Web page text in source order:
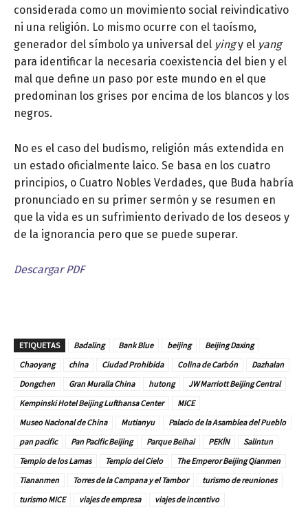
considerada como un movimiento social reivindicativo
ni una religión. Lo mismo ocurre con el taoísmo,
generador del símbolo ya universal del yingy el yang
para identificar la necesaria coexistencia del bien y el
mal que define un paso por este mundo en el que
predominan los grises por encima de los blancos y los
negros.
No es el caso del budismo, religión más extendida en
un estado oficialmente laico. Se basa en los cuatro
principios, o Cuatro Nobles Verdades, que Buda habría
pronunciado en su primer sermón y se resumen en
que la vida es un sufrimiento derivado de los deseos y
de la ignorancia pero que se puede superar.
Descargar PDF
ETIQUETAS Badaling Bank Blue beijing
Beijing Daxing
Chaoyang
china Ciudad Prohibida Colina de Carbón
Dazhalan
Dongchen
Gran Muralla China hutong
JW Marriott Beijing Central
Kempinski Hotel Beijing Lufthansa Center
MICE
Museo Nacional de China
Mutianyu
Palacio de la Asamblea del Pueblo
pan pacific
Pan Pacific Beijing Parque Beihai PEKÍN
Salintun
Templo de los Lamas
Templo del Cielo
The Emperor Beijing Qianmen
Tiananmen
Torres de la Campana y el Tambor
turismo de reuniones
turismo MICE
viajes de empresa
viajes de incentivo